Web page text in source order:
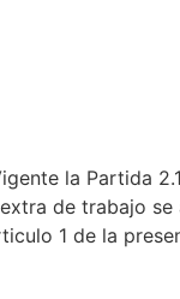
la Partida
de trabajo
1 de la